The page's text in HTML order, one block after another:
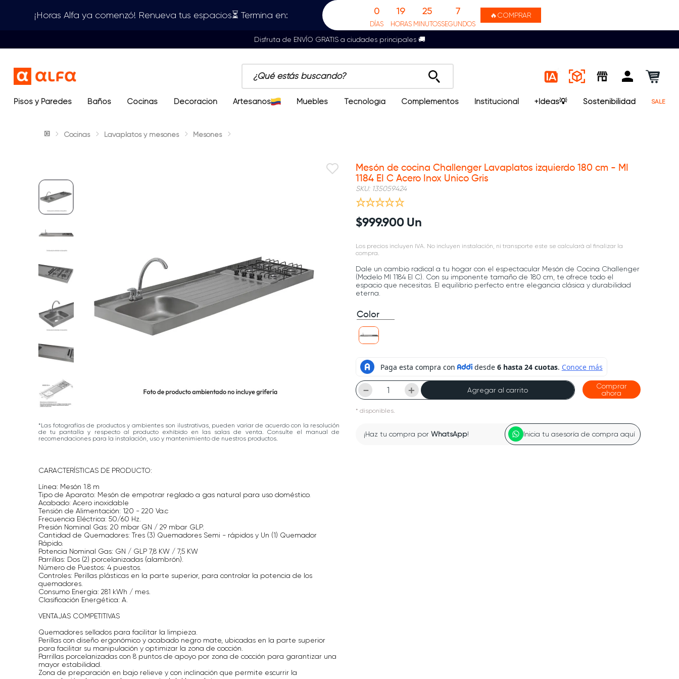
¡Horas Alfa ya comenzó! Renueva tus espacios⏳ Termina en: 0
DÍAS
19
HORAS
25
MINUTOS
7
SEGUNDOS
🔥COMPRAR
Disfruta de ENVÍO GRATIS a ciudades principales 🚚
¿Qué estás buscando?
Términos más buscados
2. sanitario
Pisos y Paredes Baños Cocinas Decoración Artesanos Muebles Tecnología Complementos Institucional +Ideas💡 Sostenibilidad SALE
Cocinas Lavaplatos y mesones Mesones
*Las fotografías de productos y ambientes son ilustrativas, pueden variar de acuerdo con la resolución
de tu pantalla y respecto al producto exhibido en las salas de venta. Consulte el manual de
recomendaciones para la instalación, uso y mantenimiento de nuestros productos.
CARACTERÍSTICAS DE PRODUCTO:
Línea: Mesón 1.8 m
Tipo de Aparato: Mesón de empotrar reglado a gas natural para uso doméstico.
Acabado: Acero inoxidable
Tensión de Alimentación: 120 - 220 Va.c
Frecuencia Eléctrica: 50/60 Hz.
Presión Nominal Gas: 20 mbar GN / 29 mbar GLP.
Cantidad de Quemadores: Tres (3) Quemadores Semi - rápidos y Un (1) Quemador
Rápido.
Potencia Nominal Gas: GN / GLP 7,8 KW / 7,5 KW
Parrillas: Dos (2) porcelanizadas (alambrón).
Número de Puestos: 4 puestos.
Controles: Perillas plásticas en la parte superior, para controlar la potencia de los
quemadores.
Consumo Energía: 281 kWh / mes.
Clasificación Energética: A.
VENTAJAS COMPETITIVAS
Quemadores sellados para facilitar la limpieza.
Perillas con diseño ergonómico y acabado negro mate, ubicadas en la parte superior
para facilitar su manipulación y optimizar la zona de cocción.
Parrillas porcelanizadas con 8 puntos de apoyo por zona de cocción para garantizar una
mayor estabilidad.
Zona de preparación en bajo relieve y con inclinación que permite escurrir la
Mesón de cocina Challenger Lavaplatos izquierdo 180 cm - MI
1184 EI C Acero Inox Unico Gris
SKU: 135059424
$999.900 Un
Los precios incluyen IVA. No incluyen instalación, ni transporte este se calculará al finalizar la
compra.
Dale un cambio radical a tu hogar con el espectacular Mesón de Cocina Challenger
(Modelo MI 1184 EI C). Con su imponente tamaño de 180 cm, te ofrece todo el
espacio que necesitas. El equilibrio perfecto entre elegancia clásica y durabilidad
eterna.
Color
＋
－ Agregar al carrito
* disponibles.
Comprar
ahora
¡Haz tu compra por WhatsApp! Inicia tu asesoría de compra aquí